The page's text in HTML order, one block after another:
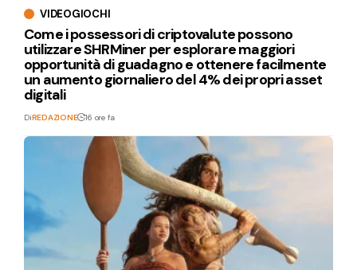
VIDEOGIOCHI
Come i possessori di criptovalute possono
utilizzare SHRMiner per esplorare maggiori
opportunità di guadagno e ottenere facilmente
un aumento giornaliero del 4% dei propri asset
digitali
DiREDAZIONE 16 ore fa